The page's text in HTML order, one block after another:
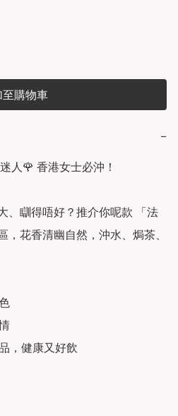
至購物車
−
人🌹 香港女士必沖！
、瞓得唔好？推介你呢款 「法
，花香清幽自然，沖水、焗茶、
，健康又好飲